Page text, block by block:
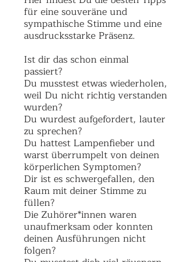
für eine souveräne und
sympathische Stimme und eine
ausdrucksstarke Präsenz.
Ist dir das schon einmal
passiert?
Du musstest etwas wiederholen,
weil Du nicht richtig verstanden
wurden?
Du wurdest aufgefordert, lauter
zu sprechen?
Du hattest Lampenfieber und
warst überrumpelt von deinen
körperlichen Symptomen?
Dir ist es schwergefallen, den
Raum mit deiner Stimme zu
füllen?
Die Zuhörer*innen waren
unaufmerksam oder konnten
deinen Ausführungen nicht
folgen?